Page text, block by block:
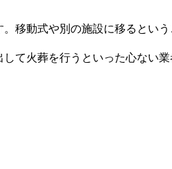
移動式や別の施設に移るという
て火葬を行うといった心ない業